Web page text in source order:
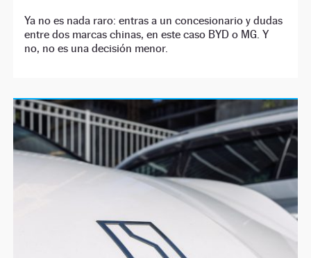
Ya no es nada raro: entras a un concesionario y dudas
entre dos marcas chinas, en este caso BYD o MG. Y
no, no es una decisión menor.